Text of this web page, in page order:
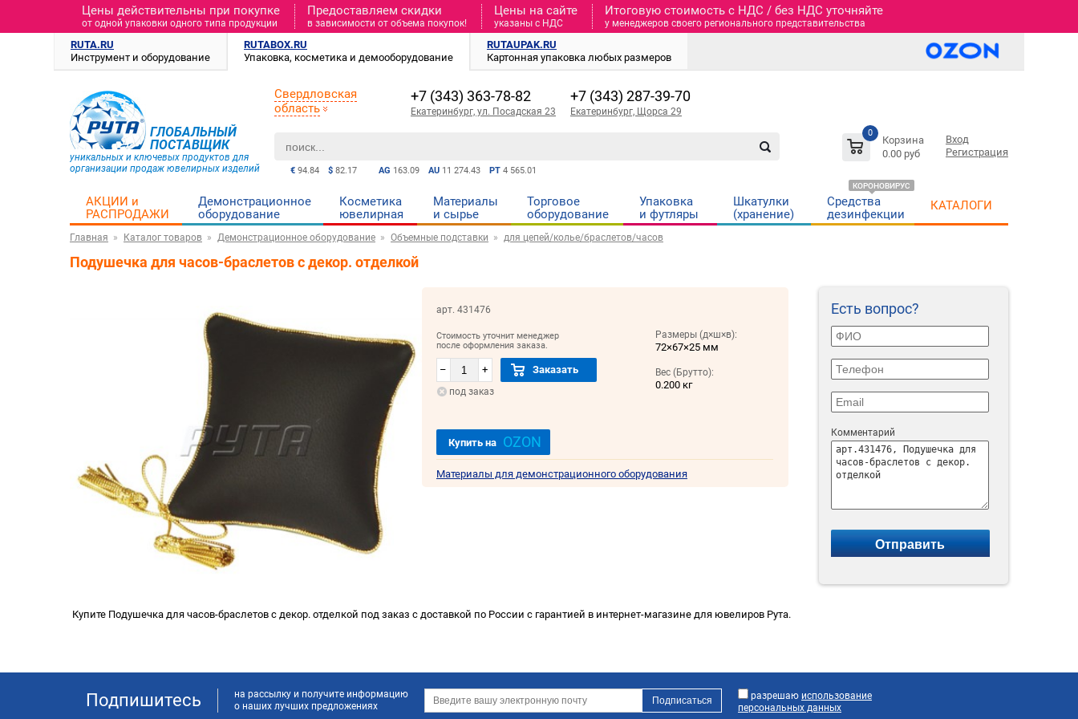
Цены действительны при покупке
от одной упаковки одного типа продукции
Предоставляем скидки
в зависимости от объема покупок!
Цены на сайте
указаны с НДС
Итоговую стоимость c НДС / без НДС уточняйте
у менеджеров своего регионального представительства
RUTA.RU
Инструмент и оборудование
RUTABOX.RU
Упаковка, косметика и демооборудование
RUTAUPAK.RU
Картонная упаковка любых размеров
ГЛОБАЛЬНЫЙ
ПОСТАВЩИК
уникальных и ключевых продуктов для
организации продаж ювелирных изделий
AG 163.09 AU 11 274.43 PT 4 565.01
€ 94.84 $ 82.17
0
Корзина
0.00 руб
Вход
Регистрация
Свердловская
область
+7 (343) 363-78-82
Екатеринбург, ул. Посадская 23
+7 (343) 287-39-70
Екатеринбург, Щорса 29
АКЦИИ и
РАСПРОДАЖИ
Демонстрационное
оборудование
Косметика
ювелирная
Материалы
и cырье
Торговое
оборудование
Упаковка
и футляры
Шкатулки
(хранение)
Средства
дезинфекции
КОРОНОВИРУС
КАТАЛОГИ
Главная Каталог товаров Демонстрационное оборудование Объемные подставки для цепей/колье/браслетов/часов
Подушечка для часов-браслетов с декор. отделкой
Есть вопрос?
Комментарий
арт. 431476
Стоимость уточнит менеджер
после оформления заказа.
– + Заказать
под заказ
Размеры (д×ш×в):
72×67×25 мм
Вес (Брутто):
0.200 кг
Купить на OZON
Материалы для демонстрационного оборудования
Купите Подушечка для часов-браслетов с декор. отделкой под заказ с доставкой по России с гарантией в интернет-магазине для ювелиров Рута.
Подпишитесь
на рассылку и получите информацию
о наших лучших предложениях
разрешаю использование
персональных данных